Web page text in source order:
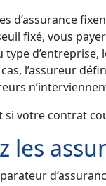
d’assurance
fixé, vous
type
l’assureur
si votre contrat
les